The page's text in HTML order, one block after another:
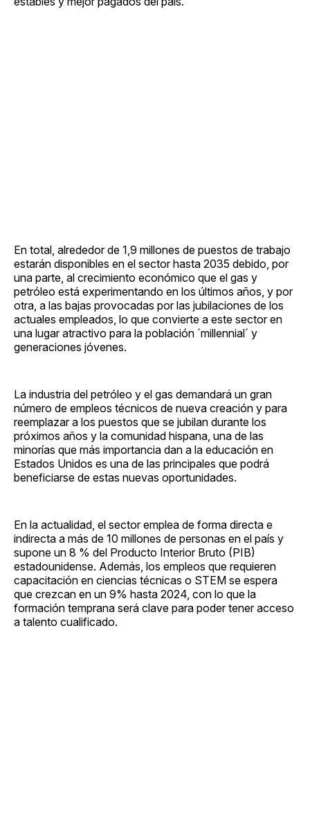
En total, alrededor de 1,9 millones de puestos de trabajo
estarán disponibles en el sector hasta 2035 debido, por
una parte, al crecimiento económico que el gas y
petróleo está experimentando en los últimos años, y por
otra, a las bajas provocadas por las jubilaciones de los
actuales empleados, lo que convierte a este sector en
una lugar atractivo para la población ´millennial´ y
generaciones jóvenes.
La industria del petróleo y el gas demandará un gran
número de empleos técnicos de nueva creación y para
reemplazar a los puestos que se jubilan durante los
próximos años y la comunidad hispana, una de las
minorías que más importancia dan a la educación en
Estados Unidos es una de las principales que podrá
beneficiarse de estas nuevas oportunidades.
En la actualidad, el sector emplea de forma directa e
indirecta a más de 10 millones de personas en el país y
supone un 8 % del Producto Interior Bruto (PIB)
estadounidense. Además, los empleos que requieren
capacitación en ciencias técnicas o STEM se espera
que crezcan en un 9% hasta 2024, con lo que la
formación temprana será clave para poder tener acceso
a talento cualificado.